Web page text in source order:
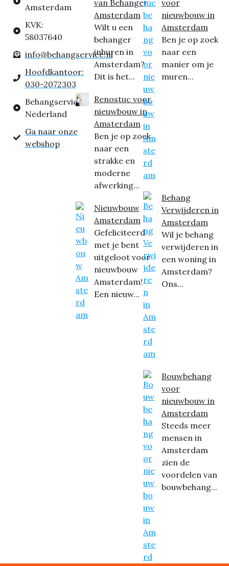
Amsterdam
KVK:
58037640
info@behangservice.nl
Hoofdkantoor:
030-2072303
Behangservice
Nederland
Ga naar onze
webshop
van Behanger
Amsterdam
Wilt u een
behanger
inhuren in
Amsterdam?
Dit is het...
Renostuc voor
nieuwbouw in
Amsterdam
Ben je op zoek
naar een
strakke en
moderne
afwerking...
Nieuwbouw
Amsterdam
Gefeliciteerd
met je bent
uitgeloot voor
nieuwbouw
Amsterdam!
Een nieuw...
voor
nieuwbouw in
Amsterdam
Ben je op zoek
naar een
manier om je
muren...
Behang
Verwijderen in
Amsterdam
Wil je behang
verwijderen in
een woning in
Amsterdam?
Ons...
Bouwbehang
voor
nieuwbouw in
Amsterdam
Steeds meer
mensen in
Amsterdam
zien de
voordelen van
bouwbehang...